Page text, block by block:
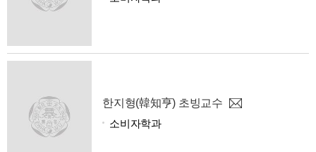
한지형(韓知亨) 초빙교수
소비자학과